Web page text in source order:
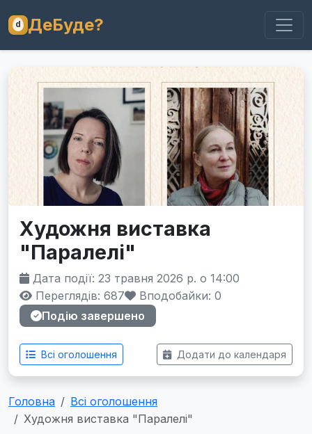
ДеБуде?
Художня виставка
"Паралелі"
Дата події: 23 травня 2026 р. о 14:00
Переглядів: 687
Вподобайки: 0
Подію завершено
Всі оголошення Додати до календаря
Головна
Всі оголошення
Художня виставка "Паралелі"